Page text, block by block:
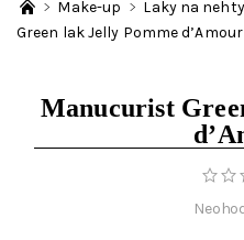
Make-up Laky na
Green lak Jelly Pomme d’Amour
Manucurist